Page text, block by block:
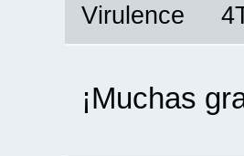
Virulence
¡Muchas